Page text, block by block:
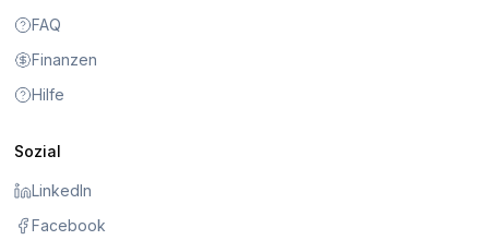
FAQ
Finanzen
Hilfe
Sozial
LinkedIn
Facebook